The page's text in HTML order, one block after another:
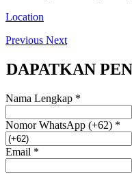
Location
Previous Next
DAPATKAN
Nama Lengkap *
Nomor WhatsApp (+62) *
Email *